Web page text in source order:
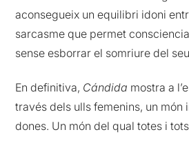
aconsegueix un equilibri idoni
sarcasme que permet
sense esborrar el somriure del
En definitiva, Cándida mostra a
través dels ulls femenins, un món
dones. Un món del qual totes i